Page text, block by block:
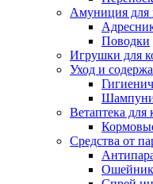
Амуниция для
Поводки
Игрушки для
Уход и
Ветаптека для
Средства от
Ошейник